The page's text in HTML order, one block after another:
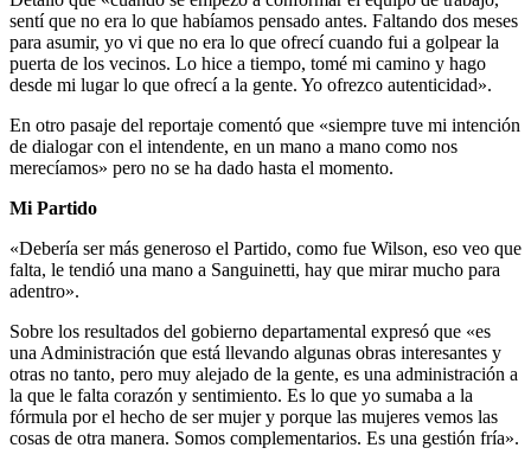
sentí que no era lo que habíamos pensado antes. Faltando dos meses
para asumir, yo vi que no era lo que ofrecí cuando fui a golpear la
puerta de los vecinos. Lo hice a tiempo, tomé mi camino y hago
desde mi lugar lo que ofrecí a la gente. Yo ofrezco autenticidad».
En otro pasaje del reportaje comentó que «siempre tuve mi intención
de dialogar con el intendente, en un mano a mano como nos
merecíamos» pero no se ha dado hasta el momento.
Mi Partido
«Debería ser más generoso el Partido, como fue Wilson, eso veo que
falta, le tendió una mano a Sanguinetti, hay que mirar mucho para
adentro».
Sobre los resultados del gobierno departamental expresó que «es
una Administración que está llevando algunas obras interesantes y
otras no tanto, pero muy alejado de la gente, es una administración a
la que le falta corazón y sentimiento. Es lo que yo sumaba a la
fórmula por el hecho de ser mujer y porque las mujeres vemos las
cosas de otra manera. Somos complementarios. Es una gestión fría».